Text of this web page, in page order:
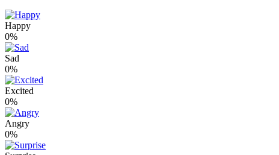
Happy
0%
Sad
0%
Excited
0%
Angry
0%